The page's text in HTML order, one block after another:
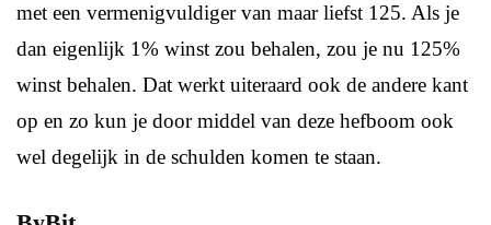
met een vermenigvuldiger van maar liefst 125. Als je
dan eigenlijk 1% winst zou behalen, zou je nu 125%
winst behalen. Dat werkt uiteraard ook de andere kant
op en zo kun je door middel van deze hefboom ook
wel degelijk in de schulden komen te staan.